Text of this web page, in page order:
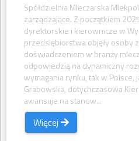
Spółdzielnia Mleczarska
zarządzające. Z początkiem
dyrektorskie i kierownicze w
przedsiębiorstwa objęły osoby
doświadczeniem w branży
odpowiedzią na dynamiczny
wymagania rynku, tak w Polsce,
Grabowska, dotychczasowa
awansuje na stanow...
Więcej